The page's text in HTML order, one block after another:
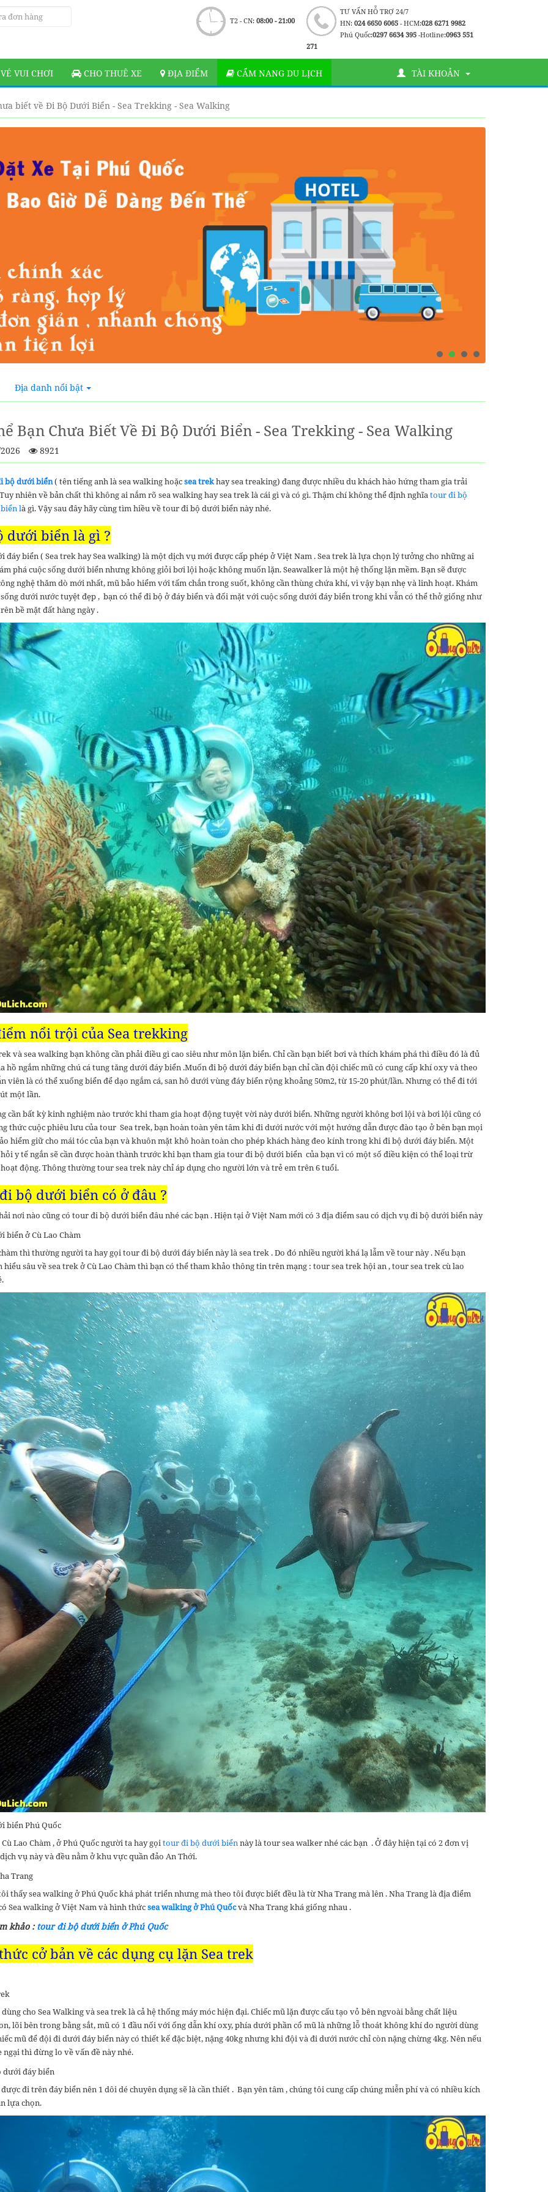
TƯ VẤN HỖ TRỢ 24/7
HN: 024 6650 6065- HCM:028 6271 9982
Phú Quốc:0297 6634 395 -Hotline:0963 551
271
T2 - CN: 08:00 - 21:00
VÉ VUI CHƠI CHO THUÊ XE ĐỊA ĐIỂM CẨM NANG DU LỊCH TÀI KHOẢN
biết về Đi Bộ Dưới Biển - Sea Trekking - Sea Walking
Địa danh nổi bật
Bạn Chưa Biết Về Đi Bộ Dưới Biển - Sea Trekking - Sea Walking
8921
bộ dưới biển( tên tiếng anh là sea walking hoặcsea trekhay sea treaking) đang được nhiều du khách hào hứng tham gia trải
nhiên về bản chất thì không ai nắm rõ sea walking hay sea trek là cái gì và có gì. Thậm chí không thể định nghĩatour đi bộ
là gì. Vậy sau đây hãy cùng tìm hiều về tour đi bộ dưới biển này nhé.
dưới biển là gì ?
đáy biển ( Sea trek hay Sea walking) là một dịch vụ mới được cấp phép ở Việt Nam . Sea trek là lựa chọn lý tưởng cho những ai
phá cuộc sống dưới biển nhưng không giỏi bơi lội hoặc không muốn lặn. Seawalker là một hệ thống lặn mềm. Bạn sẽ được
nghệ thăm dò mới nhất, mũ bảo hiểm với tấm chắn trong suốt, không cần thùng chứa khí, vì vậy bạn nhẹ và linh hoạt. Khám
dưới nước tuyệt đẹp , bạn có thể đi bộ ở đáy biển và đối mặt với cuộc sống dưới đáy biển trong khi vẫn có thể thở giống như
bề mặt đất hàng ngày .
nổi trội của Sea trekking
và sea walking bạn không cần phải điều gì cao siêu như môn lặn biển. Chỉ cần bạn biết bơi và thích khám phá thì điều đó là đủ
hồ ngắm những chú cá tung tăng dưới đáy biển .Muốn đi bộ dưới đáy biển bạn chỉ cần đội chiếc mũ có cung cấp khí oxy và theo
viên là có thể xuống biển để dạo ngắm cá, san hô dưới vùng đáy biển rộng khoảng 50m2, từ 15-20 phút/lần. Nhưng có thể đi tới
một lần.
cần bất kỳ kinh nghiệm nào trước khi tham gia hoạt động tuyệt vời này dưới biển. Những người không bơi lội và bơi lội cũng có
thức cuộc phiêu lưu của tour Sea trek, bạn hoàn toàn yên tâm khi đi dưới nước với một hướng dẫn được đào tạo ở bên bạn mọi
hiểm giữ cho mái tóc của bạn và khuôn mặt khô hoàn toàn cho phép khách hàng đeo kính trong khi đi bộ dưới đáy biển. Một
hỏi y tế ngắn sẽ cần được hoàn thành trước khi bạn tham gia tour đi bộ dưới biển của bạn vì có một số điều kiện có thể loại trừ
động. Thông thường tour sea trek này chỉ áp dụng cho người lớn và trẻ em trên 6 tuổi.
bộ dưới biển có ở đâu ?
nơi nào cũng có tour đi bộ dưới biển đâu nhé các bạn . Hiện tại ở Việt Nam mới có 3 địa điểm sau có dịch vụ đi bộ dưới biển này
biển ở Cù Lao Chàm
thì thường người ta hay gọi tour đi bộ dưới đáy biển này là sea trek . Do đó nhiều người khá lạ lẫm về tour này . Nếu bạn
sâu về sea trek ở Cù Lao Chàm thì bạn có thể tham khảo thông tin trên mạng : tour sea trek hội an , tour sea trek cù lao
biển Phú Quốc
Lao Chàm , ở Phú Quốc người ta hay gọitour đi bộ dưới biểnnày là tour sea walker nhé các bạn . Ở đây hiện tại có 2 đơn vị
vụ này và đều nằm ở khu vực quần đảo An Thới.
Trang
thấy sea walking ở Phú Quốc khá phát triển nhưng mà theo tôi được biết đều là từ Nha Trang mà lên . Nha Trang là địa điểm
Sea walking ở Việt Nam và hình thứcsea walking ở Phú Quốcvà Nha Trang khá giống nhau .
khảo : tour đi bộ dưới biển ở Phú Quốc
cở bản về các dụng cụ lặn Sea trek
dùng cho Sea Walking và sea trek là cả hệ thống máy móc hiện đại. Chiếc mũ lặn được cấu tạo vỏ bên ngvoài bằng chất liệu
lõi bên trong bằng sắt, mũ có 1 đầu nối với ống dẫn khí oxy, phía dưới phần cổ mũ là những lỗ thoát không khí do người dùng
mũ để đội đi dưới đáy biển này có thiết kế đặc biệt, nặng 40kg nhưng khi đội và đi dưới nước chỉ còn nặng chừng 4kg. Nên nếu
ngại thì đừng lo về vấn đề này nhé.
dưới đáy biển
được đi trên đáy biển nên 1 dôi dé chuyên dụng sẽ là cần thiết . Bạn yên tâm , chúng tôi cung cấp chúng miễn phí và có nhiều kích
lựa chọn.